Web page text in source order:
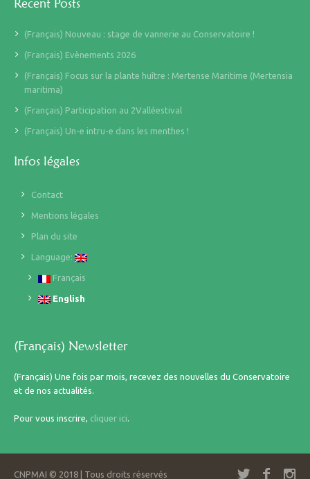
Recent Posts
(Français) Nouveau : stage de vannerie au Conservatoire !
(Français) Evènements 2026
(Français) Focus sur la plante huître : Mertense Maritime (Mertensia
maritima)
(Français) Participation au 2Valléestival
(Français) Un-e intru-e dans les menthes !
Infos légales
Contact
Mentions légales
Plan du site
Language:
Français
English
(Français) Newsletter
(Français) Une fois par mois, recevez des nouvelles du Conservatoire
et de nos actualités.
Pour vous inscrire, cliquer ici.
CNPMAI © 2018 | Tous droits réservés